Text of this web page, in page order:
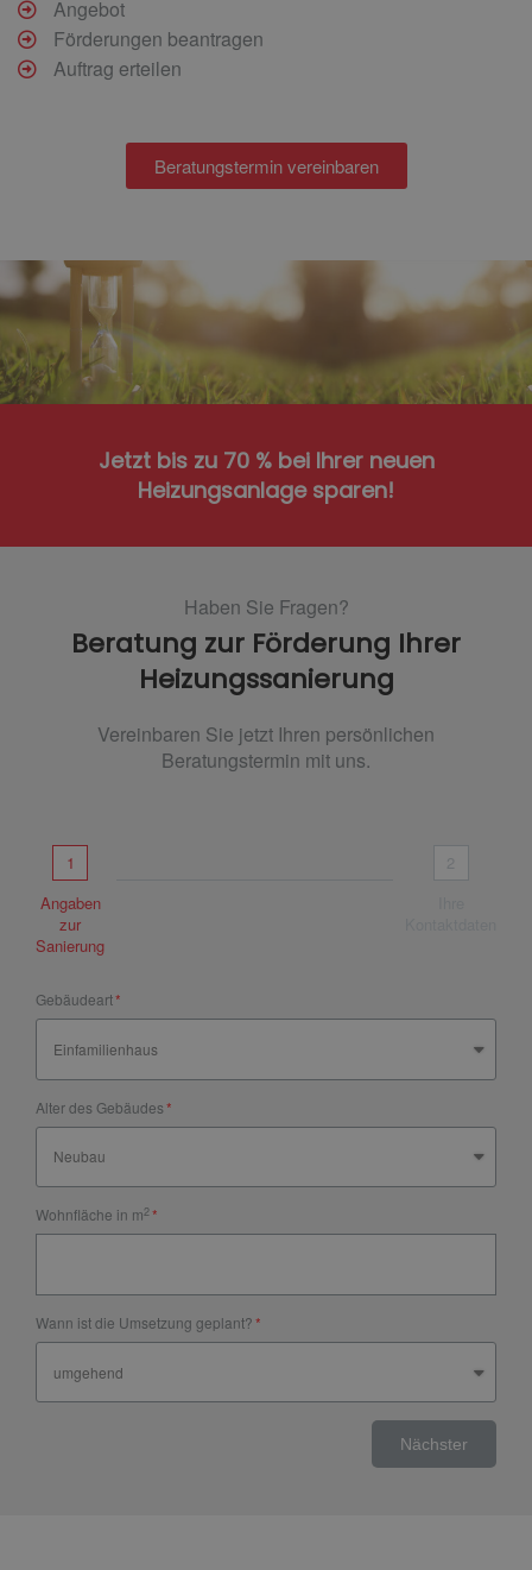
Angebot
Förderungen beantragen
Auftrag erteilen
Beratungstermin vereinbaren
Jetzt bis zu 70 % bei Ihrer neuen
Heizungsanlage sparen!
Haben Sie Fragen?
Beratung zur Förderung Ihrer
Heizungssanierung
Vereinbaren Sie jetzt Ihren persönlichen
Beratungstermin mit uns.
1
Angaben
zur
Sanierung
2
Gebäudeart
Alter des Gebäudes
Wohnfläche in m2
Wann ist die Umsetzung geplant?